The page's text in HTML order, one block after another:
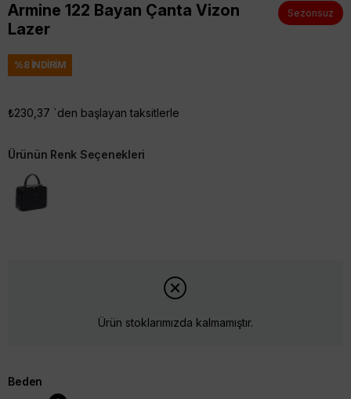
Armine 122 Bayan Çanta Vizon
Lazer
Sezonsuz
%8 İNDIRIM
₺230,37 `den başlayan taksitlerle
Ürünün Renk Seçenekleri
Ürün stoklarımızda kalmamıştır.
Beden